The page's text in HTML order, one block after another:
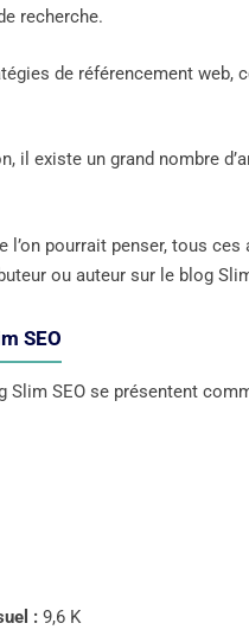
recherche.
de référencement web,
il existe un grand nombre
pourrait penser, tous
ou auteur sur le blog
SEO
Slim SEO se présentent
: 9,6 K